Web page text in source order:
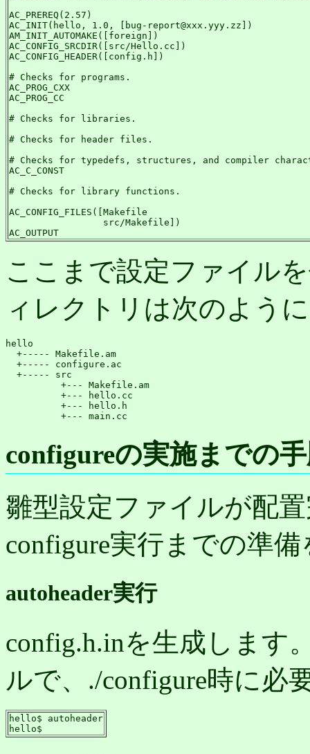
AC_PREREQ(2.57)
AC_INIT(hello, 1.0, [bug-report@xxx.yyy.zz])
AM_INIT_AUTOMAKE([foreign])
AC_CONFIG_SRCDIR([src/Hello.cc])
AC_CONFIG_HEADER([config.h])
# Checks for programs.
AC_PROG_CXX
AC_PROG_CC
# Checks for libraries.
# Checks for header files.
# Checks for typedefs, structures, and compiler
AC_C_CONST
# Checks for library functions.
AC_CONFIG_FILES([Makefile
                 src/Makefile])
AC_OUTPUT
ここまで設定ファイル
ィレクトリは次のよう
hello
  +----- Makefile.am
  +----- configure.ac
  +----- src
          +--- Makefile.am
          +--- hello.cc
          +--- hello.h
          +--- main.cc
configureの実施までの
雛型設定ファイルが配
configure実行までの準
autoheader実行
config.h.inを生成します
ルで、./configure時に必
hello$ autoheader
hello$